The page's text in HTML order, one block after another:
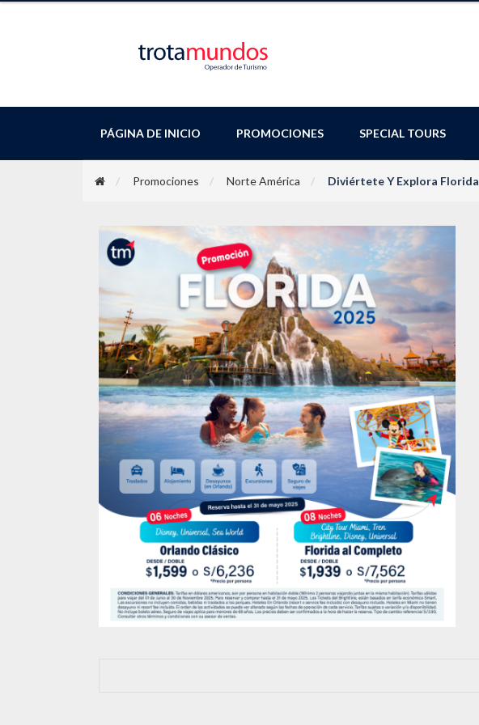
PÁGINA DE INICIO PROMOCIONES SPECIAL TOURS
Promociones Norte América Diviértete Y Explora Florida